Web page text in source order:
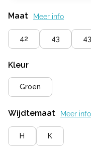
Maat Meer info
42 43
Kleur
Groen
Wijdtemaat Meer info
H K